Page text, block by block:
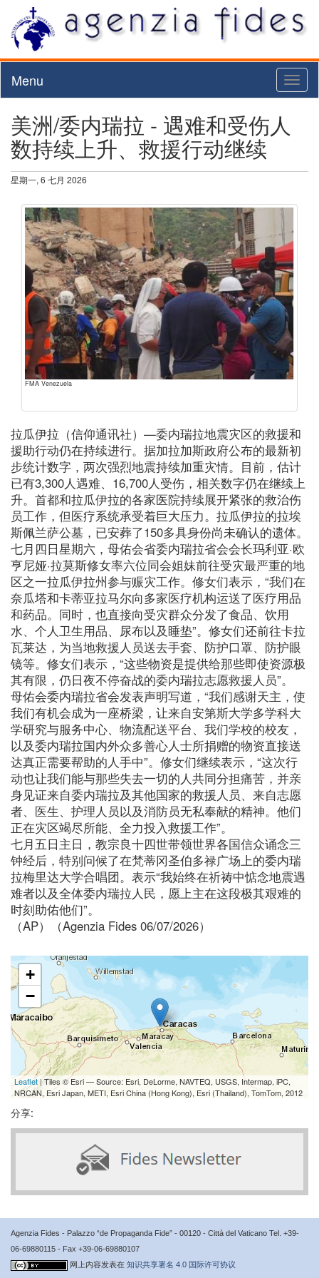
Menu
美洲/委内瑞拉 - 遇难和受伤人
数持续上升、救援行动继续
星期一, 6 七月 2026
FMA Venezuela
拉瓜伊拉（信仰通讯社）—委内瑞拉地震灾区的救援和
援助行动仍在持续进行。据加拉加斯政府公布的最新初
步统计数字，两次强烈地震持续加重灾情。目前，估计
已有3,300人遇难、16,700人受伤，相关数字仍在继续上
升。首都和拉瓜伊拉的各家医院持续展开紧张的救治伤
员工作，但医疗系统承受着巨大压力。拉瓜伊拉的拉埃
斯佩兰萨公墓，已安葬了150多具身份尚未确认的遗体。
七月四日星期六，母佑会省委内瑞拉省会会长玛利亚·欧
亨尼娅·拉莫斯修女率六位同会姐妹前往受灾最严重的地
区之一拉瓜伊拉州参与赈灾工作。修女们表示，“我们在
奈瓜塔和卡蒂亚拉马尔向多家医疗机构运送了医疗用品
和药品。同时，也直接向受灾群众分发了食品、饮用
水、个人卫生用品、尿布以及睡垫”。修女们还前往卡拉
瓦莱达，为当地救援人员送去手套、防护口罩、防护眼
镜等。修女们表示，“这些物资是提供给那些即使资源极
其有限，仍日夜不停奋战的委内瑞拉志愿救援人员”。
母佑会委内瑞拉省会发表声明写道，“我们感谢天主，使
我们有机会成为一座桥梁，让来自安第斯大学多学科大
学研究与服务中心、物流配送平台、我们学校的校友，
以及委内瑞拉国内外众多善心人士所捐赠的物资直接送
达真正需要帮助的人手中”。修女们继续表示，“这次行
动也让我们能与那些失去一切的人共同分担痛苦，并亲
身见证来自委内瑞拉及其他国家的救援人员、来自志愿
者、医生、护理人员以及消防员无私奉献的精神。他们
正在灾区竭尽所能、全力投入救援工作”。
七月五日主日，教宗良十四世带领世界各国信众诵念三
钟经后，特别问候了在梵蒂冈圣伯多禄广场上的委内瑞
拉梅里达大学合唱团。表示“我始终在祈祷中惦念地震遇
难者以及全体委内瑞拉人民，愿上主在这段极其艰难的
时刻助佑他们”。
（AP）（Agenzia Fides 06/07/2026）
+
−
Leaflet| Tiles © Esri — Source: Esri, DeLorme, NAVTEQ, USGS, Intermap, iPC,
NRCAN, Esri Japan, METI, Esri China (Hong Kong), Esri (Thailand), TomTom, 2012
分享:
Agenzia Fides - Palazzo “de Propaganda Fide” - 00120 - Città del Vaticano Tel. +39-
06-69880115 - Fax +39-06-69880107
网上内容发表在 知识共享署名 4.0 国际许可协议